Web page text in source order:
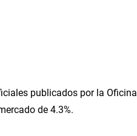
publicados por la Oficina
de 4.3%.